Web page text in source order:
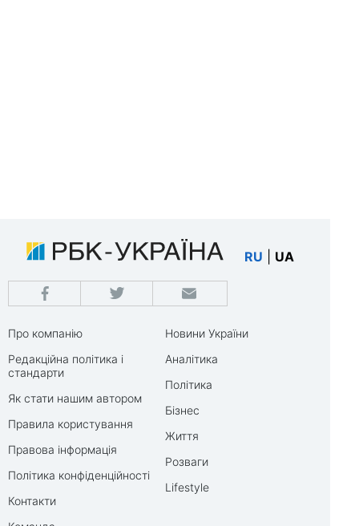
RU UA
Про компанію
Редакційна політика і
стандарти
Як стати нашим автором
Правила користування
Правова інформація
Політика конфіденційності
Контакти
Новини України
Аналітика
Політика
Бізнес
Життя
Розваги
Lifestyle